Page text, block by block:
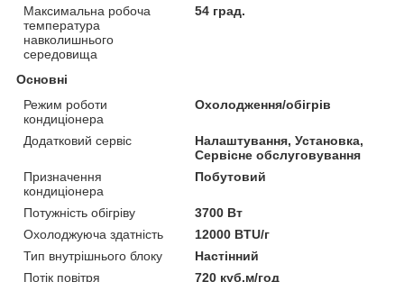
Максимальна робоча
температура
навколишнього
середовища
54 град.
Основні
Режим роботи
кондиціонера
Охолодження/обігрів
Додатковий сервіс
Налаштування, Установка,
Сервісне обслуговування
Призначення
кондиціонера
Побутовий
Потужність обігріву
3700 Вт
Охолоджуюча здатність
12000 BTU/г
Тип внутрішнього блоку
Настінний
Потік повітря
720 куб.м/год